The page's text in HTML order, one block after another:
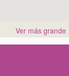
Ver más grande